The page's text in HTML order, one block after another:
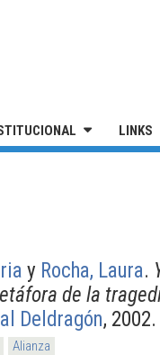
LINKS
y Rocha, Laura.
de la
Deldragón, 2002.
Alianza